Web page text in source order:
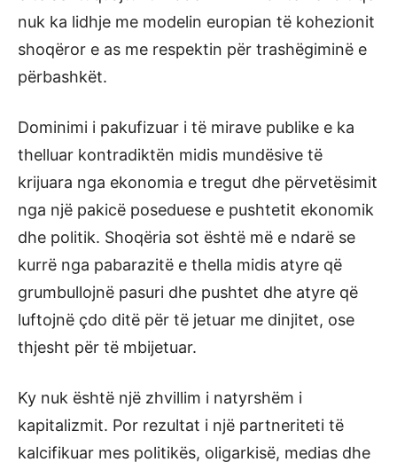
nuk ka lidhje me modelin europian të kohezionit
shoqëror e as me respektin për trashëgiminë e
përbashkët.
Dominimi i pakufizuar i të mirave publike e ka
thelluar kontradiktën midis mundësive të
krijuara nga ekonomia e tregut dhe përvetësimit
nga një pakicë poseduese e pushtetit ekonomik
dhe politik. Shoqëria sot është më e ndarë se
kurrë nga pabarazitë e thella midis atyre që
grumbullojnë pasuri dhe pushtet dhe atyre që
luftojnë çdo ditë për të jetuar me dinjitet, ose
thjesht për të mbijetuar.
Ky nuk është një zhvillim i natyrshëm i
kapitalizmit. Por rezultat i një partneriteti të
kalcifikuar mes politikës, oligarkisë, medias dhe